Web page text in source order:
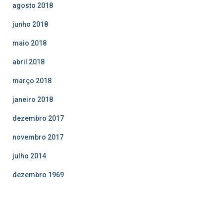
agosto 2018
junho 2018
maio 2018
abril 2018
março 2018
janeiro 2018
dezembro 2017
novembro 2017
julho 2014
dezembro 1969